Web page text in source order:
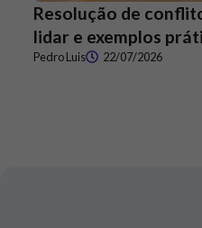
Resolução de
lidar e exemplos
Pedro Luis 22/07/2026